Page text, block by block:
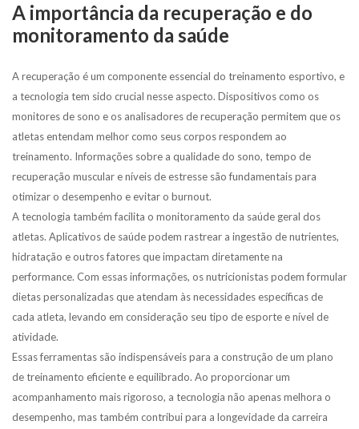
A importância da recuperação e do
monitoramento da saúde
A recuperação é um componente essencial do treinamento esportivo, e
a tecnologia tem sido crucial nesse aspecto. Dispositivos como os
monitores de sono e os analisadores de recuperação permitem que os
atletas entendam melhor como seus corpos respondem ao
treinamento. Informações sobre a qualidade do sono, tempo de
recuperação muscular e níveis de estresse são fundamentais para
otimizar o desempenho e evitar o burnout.
A tecnologia também facilita o monitoramento da saúde geral dos
atletas. Aplicativos de saúde podem rastrear a ingestão de nutrientes,
hidratação e outros fatores que impactam diretamente na
performance. Com essas informações, os nutricionistas podem formular
dietas personalizadas que atendam às necessidades específicas de
cada atleta, levando em consideração seu tipo de esporte e nível de
atividade.
Essas ferramentas são indispensáveis para a construção de um plano
de treinamento eficiente e equilibrado. Ao proporcionar um
acompanhamento mais rigoroso, a tecnologia não apenas melhora o
desempenho, mas também contribui para a longevidade da carreira